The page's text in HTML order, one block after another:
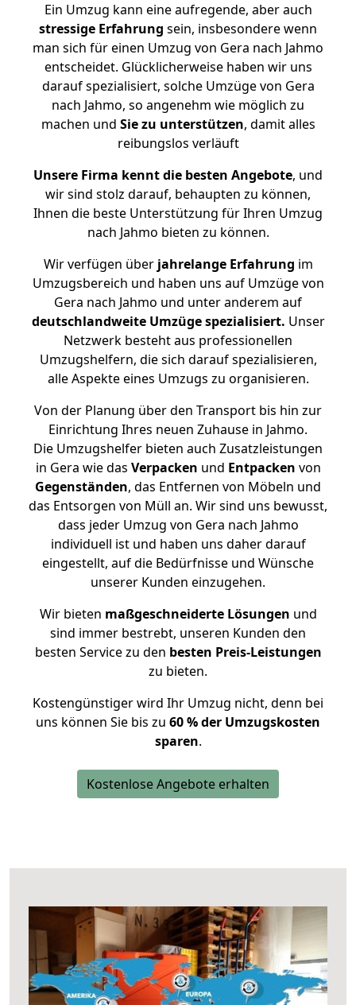
Ein Umzug kann eine aufregende, aber auch
stressige Erfahrung sein, insbesondere wenn
man sich für einen Umzug von Gera nach Jahmo
entscheidet. Glücklicherweise haben wir uns
darauf spezialisiert, solche Umzüge von Gera
nach Jahmo, so angenehm wie möglich zu
machen und Sie zu unterstützen, damit alles
reibungslos verläuft
Unsere Firma kennt die besten Angebote, und
wir sind stolz darauf, behaupten zu können,
Ihnen die beste Unterstützung für Ihren Umzug
nach Jahmo bieten zu können.
Wir verfügen überjahrelange Erfahrung im
Umzugsbereich und haben uns auf Umzüge von
Gera nach Jahmo und unter anderem auf
deutschlandweite Umzüge spezialisiert. Unser
Netzwerk besteht aus professionellen
Umzugshelfern, die sich darauf spezialisieren,
alle Aspekte eines Umzugs zu organisieren.
Von der Planung über den Transport bis hin zur
Einrichtung Ihres neuen Zuhause in Jahmo.
Die Umzugshelfer bieten auch Zusatzleistungen
in Gera wie das Verpacken und Entpacken von
Gegenständen, das Entfernen von Möbeln und
das Entsorgen von Müll an. Wir sind uns bewusst,
dass jeder Umzug von Gera nach Jahmo
individuell ist und haben uns daher darauf
eingestellt, auf die Bedürfnisse und Wünsche
unserer Kunden einzugehen.
Wir bieten maßgeschneiderte Lösungen und
sind immer bestrebt, unseren Kunden den
besten Service zu den besten Preis-Leistungen
zu bieten.
Kostengünstiger wird Ihr Umzug nicht, denn bei
uns können Sie bis zu 60 % der Umzugskosten
sparen.
Kostenlose Angebote erhalten